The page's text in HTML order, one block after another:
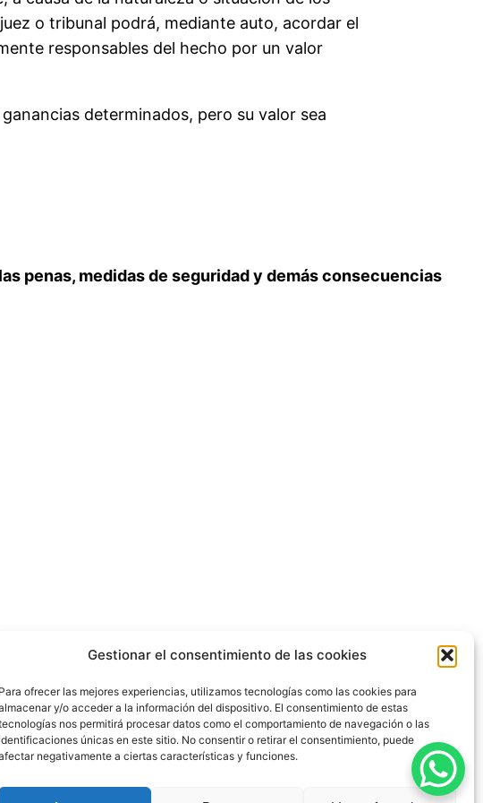
Gestionar el consentimiento de las cookies
Para ofrecer las mejores experiencias, utilizamos tecnologías como las cookies para
y/o acceder a la información del dispositivo. El consentimiento de estas
nos permitirá procesar datos como el comportamiento de navegación o las
únicas en este sitio. No consentir o retirar el consentimiento, puede
negativamente a ciertas características y funciones.
o tribunal podrá, mediante auto, acordar el
responsables del hecho por un valor
determinados, pero su valor sea
penas, medidas de seguridad y demás consecuencias
Privacidad